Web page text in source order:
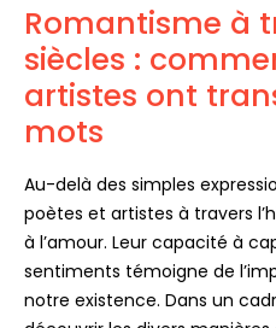
Romantisme à
siècles :
artistes ont
mots
Au-delà des simples
poètes et artistes à travers
à l’amour. Leur capacité à
sentiments témoigne de
notre existence. Dans un